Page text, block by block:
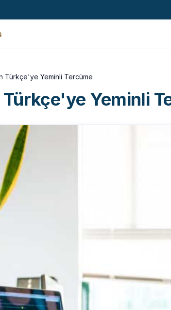
Türkçe'ye Yeminli Tercüme
Yeminli